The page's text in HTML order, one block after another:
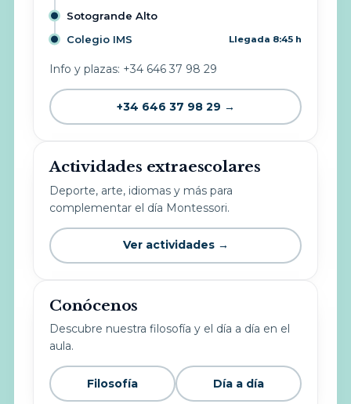
Sotogrande Alto
Colegio IMS
Llegada 8:45 h
Info y plazas: +34 646 37 98 29
+34 646 37 98 29 →
Actividades extraescolares
Deporte, arte, idiomas y más para
complementar el día Montessori.
Ver actividades →
Conócenos
Descubre nuestra filosofía y el día a día en el
aula.
Filosofía Día a día